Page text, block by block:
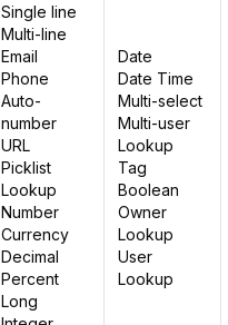
Single line
Multi-line
Email
Phone
Auto-
number
URL
Picklist
Lookup
Number
Currency
Decimal
Percent
Long
Date
Date Time
Multi-select
Multi-user
Lookup
Tag
Boolean
Owner
Lookup
User
Lookup